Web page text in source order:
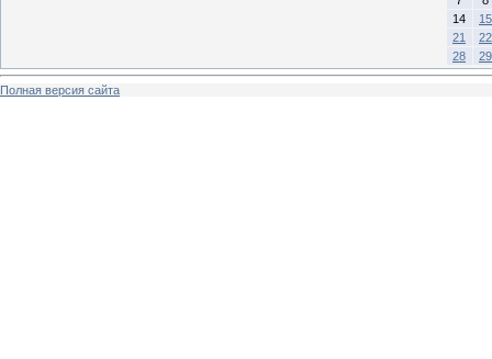
14
15
21
22
28
29
Полная версия сайта